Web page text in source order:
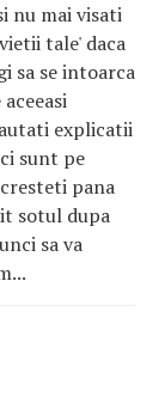
nu mai visati
tale' daca
sa se intoarca
explicatii
sunt pe
pana
sotul dupa
sa va